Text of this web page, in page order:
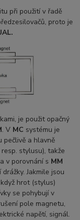
při použití v řadě
proto je
je použit opačný
. V MC systému je
pečlivě a hlavně
stylusu), takže
v porovnání s MM
Jakmile jsou
hrot (stylus)
se pohybují v
pole magnetu,
napětí, signál.